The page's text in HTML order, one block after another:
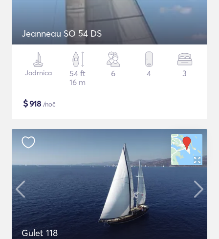
Jeanneau SO 54 DS
Jadrnica
54 ft
16 m
6 4 3
$918 /noč
Gulet 118